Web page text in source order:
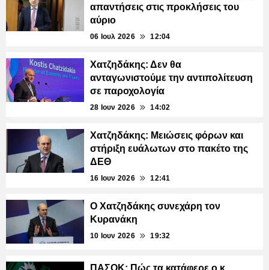
απαντήσεις στις προκλήσεις του
αύριο
06 Ιουλ 2026 12:04
Χατζηδάκης: Δεν θα
ανταγωνιστούμε την αντιπολίτευση
σε παροχολογία
28 Ιουν 2026 14:02
Χατζηδάκης: Μειώσεις φόρων και
στήριξη ευάλωτων στο πακέτο της
ΔΕΘ
16 Ιουν 2026 12:41
Ο Χατζηδάκης συνεχάρη τον
Κυρανάκη
10 Ιουν 2026 19:32
ΠΑΣΟΚ: Πώς τα κατάφερε ο κ.